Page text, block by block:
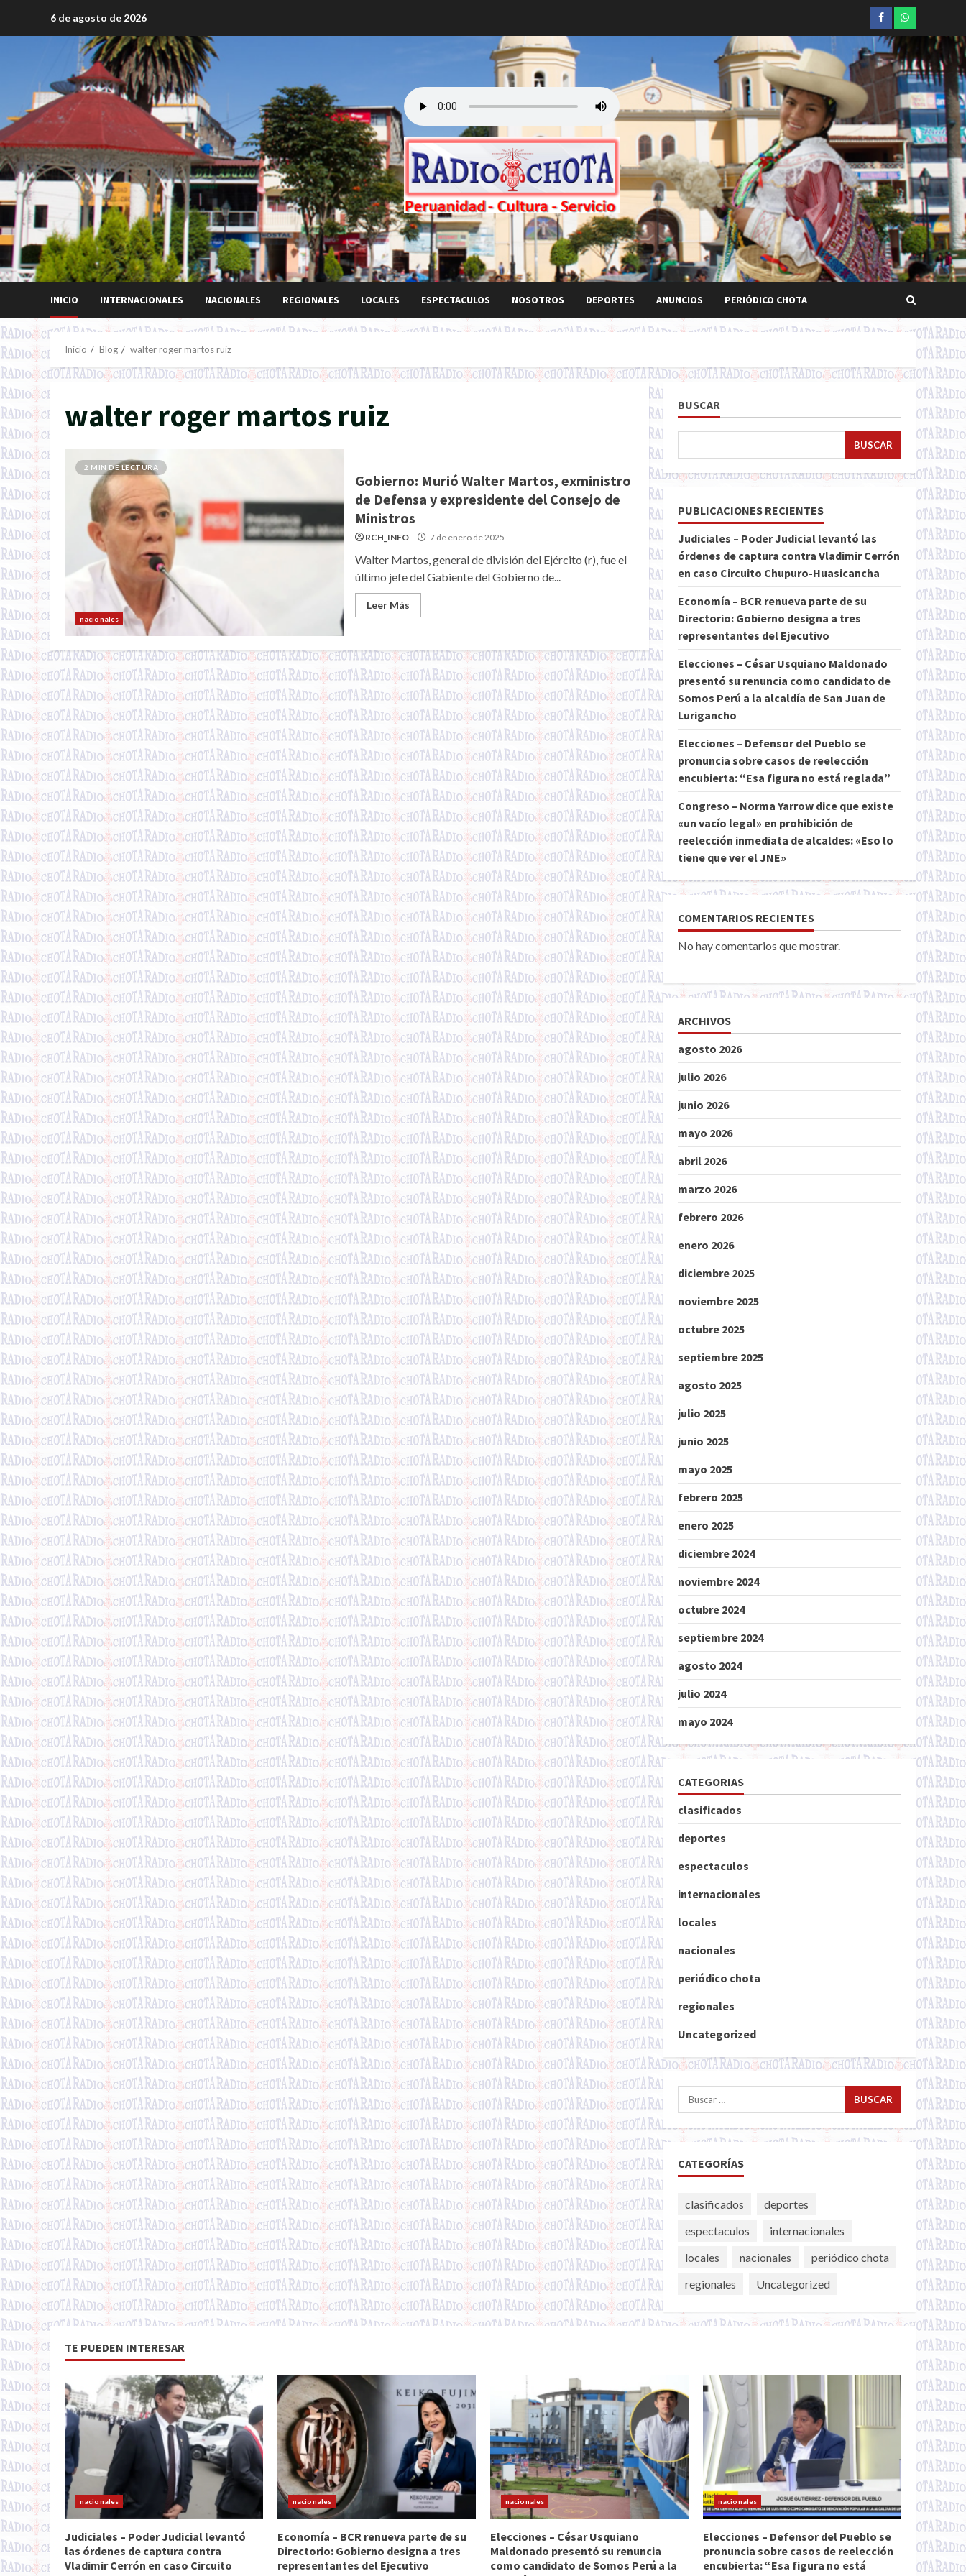
6 de agosto de 2026 Facebookwhatsapp
INICIO INTERNACIONALES NACIONALES REGIONALES LOCALES ESPECTACULOS NOSOTROS DEPORTES ANUNCIOS PERIÓDICO CHOTA
Inicio Blog walter roger martos ruiz
walter roger martos ruiz
2 MIN DE LECTURA
nacionales
Gobierno: Murió Walter Martos, exministro
de Defensa y expresidente del Consejo de
Ministros
RCH_INFO 7 de enero de 2025
Walter Martos, general de división del Ejército (r), fue el
último jefe del Gabiente del Gobierno de...
Leer Más
BUSCAR
BUSCAR
PUBLICACIONES RECIENTES
Judiciales – Poder Judicial levantó las
órdenes de captura contra Vladimir Cerrón
en caso Circuito Chupuro-Huasicancha
Economía – BCR renueva parte de su
Directorio: Gobierno designa a tres
representantes del Ejecutivo
Elecciones – César Usquiano Maldonado
presentó su renuncia como candidato de
Somos Perú a la alcaldía de San Juan de
Lurigancho
Elecciones – Defensor del Pueblo se
pronuncia sobre casos de reelección
encubierta: “Esa figura no está reglada”
Congreso – Norma Yarrow dice que existe
«un vacío legal» en prohibición de
reelección inmediata de alcaldes: «Eso lo
tiene que ver el JNE»
COMENTARIOS RECIENTES
No hay comentarios que mostrar.
ARCHIVOS
agosto 2026
julio 2026
junio 2026
mayo 2026
abril 2026
marzo 2026
febrero 2026
enero 2026
diciembre 2025
noviembre 2025
octubre 2025
septiembre 2025
agosto 2025
julio 2025
junio 2025
mayo 2025
febrero 2025
enero 2025
diciembre 2024
noviembre 2024
octubre 2024
septiembre 2024
agosto 2024
julio 2024
mayo 2024
CATEGORIAS
clasificados
deportes
espectaculos
internacionales
locales
nacionales
periódico chota
regionales
Uncategorized
Buscar:
CATEGORÍAS
clasificados
deportes
espectaculos
internacionales
locales
nacionales
periódico chota
regionales
Uncategorized
TE PUEDEN INTERESAR
nacionales
Judiciales – Poder Judicial levantó
las órdenes de captura contra
Vladimir Cerrón en caso Circuito
nacionales
Economía – BCR renueva parte de su
Directorio: Gobierno designa a tres
representantes del Ejecutivo
nacionales
Elecciones – César Usquiano
Maldonado presentó su renuncia
como candidato de Somos Perú a la
nacionales
Elecciones – Defensor del Pueblo se
pronuncia sobre casos de reelección
encubierta: “Esa figura no está